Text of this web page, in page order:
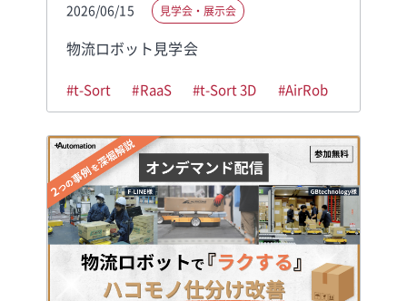
2026/06/15 見学会・展示会
物流ロボット見学会
#t-Sort #RaaS #t-Sort 3D #AirRob